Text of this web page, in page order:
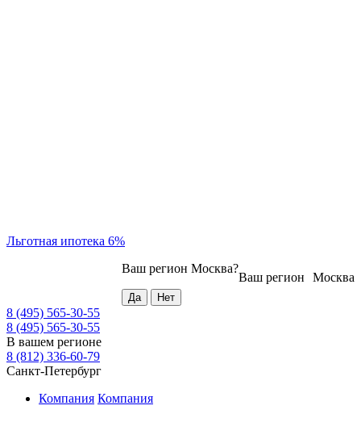
Льготная ипотека 6%
Москва
Ваш регион
Ваш регион Москва?
8 (495) 565-30-55
8 (495) 565-30-55
В вашем регионе
8 (812) 336-60-79
Санкт-Петербург
Компания Компания